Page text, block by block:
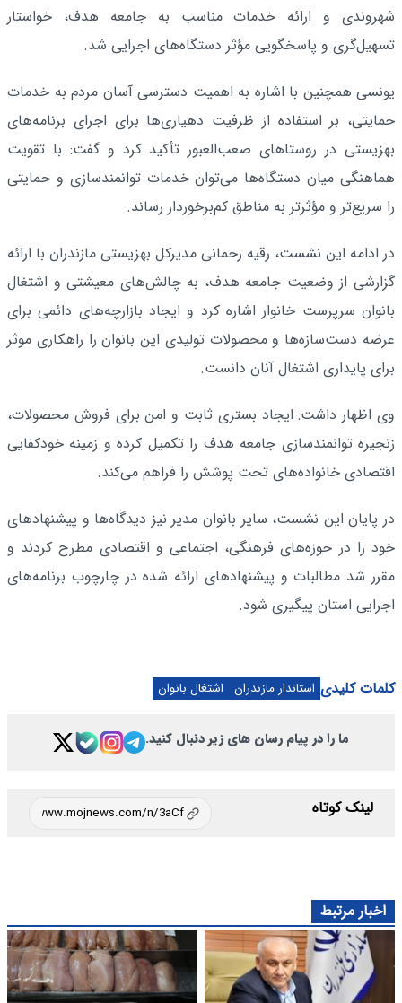
شهروندی و ارائه خدمات مناسب به جامعه هدف، خواستار
تسهیل‌گری و پاسخگویی مؤثر دستگاه‌های اجرایی شد.
یونسی همچنین با اشاره به اهمیت دسترسی آسان مردم به خدمات
حمایتی، بر استفاده از ظرفیت دهیاری‌ها برای اجرای برنامه‌های
بهزیستی در روستاهای صعب‌العبور تأکید کرد و گفت: با تقویت
هماهنگی میان دستگاه‌ها می‌توان خدمات توانمندسازی و حمایتی
را سریع‌تر و مؤثرتر به مناطق کم‌برخوردار رساند.
در ادامه این نشست، رقیه رحمانی مدیرکل بهزیستی مازندران با ارائه
گزارشی از وضعیت جامعه هدف، به چالش‌های معیشتی و اشتغال
بانوان سرپرست خانوار اشاره کرد و ایجاد بازارچه‌های دائمی برای
عرضه دست‌سازه‌ها و محصولات تولیدی این بانوان را راهکاری موثر
برای پایداری اشتغال آنان دانست.
وی اظهار داشت: ایجاد بستری ثابت و امن برای فروش محصولات،
زنجیره توانمندسازی جامعه هدف را تکمیل کرده و زمینه خودکفایی
اقتصادی خانواده‌های تحت پوشش را فراهم می‌کند.
در پایان این نشست، سایر بانوان مدیر نیز دیدگاه‌ها و پیشنهادهای
خود را در حوزه‌های فرهنگی، اجتماعی و اقتصادی مطرح کردند و
مقرر شد مطالبات و پیشنهادهای ارائه شده در چارچوب برنامه‌های
اجرایی استان پیگیری شود.
کلمات کلیدی استاندار مازندران اشتغال بانوان
ما را در پیام رسان های زیر دنبال کنید.
لینک کوتاه
اخبار مرتبط